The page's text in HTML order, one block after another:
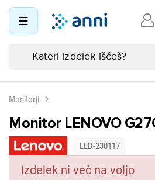
Monitorji
Monitor LENOVO
LED-230117
Izdelek ni več na voljo